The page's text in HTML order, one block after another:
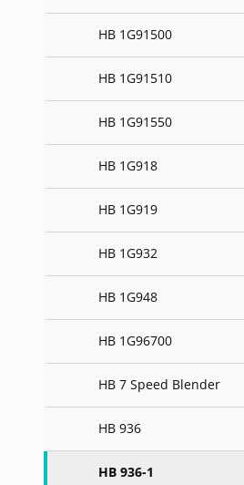
HB 1G91500
HB 1G91510
HB 1G91550
HB 1G918
HB 1G919
HB 1G932
HB 1G948
HB 1G96700
HB 7 Speed Blender
HB 936
HB 936-1